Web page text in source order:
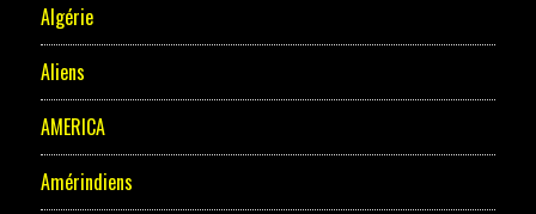
Algérie
Aliens
AMERICA
Amérindiens